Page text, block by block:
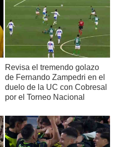
Revisa el tremendo golazo
de Fernando Zampedri en el
duelo de la UC con Cobresal
por el Torneo Nacional